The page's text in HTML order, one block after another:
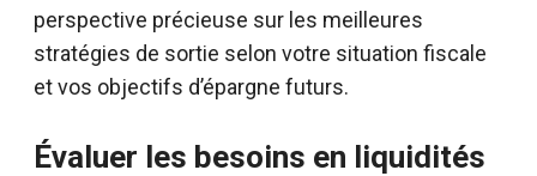
perspective précieuse sur les meilleures
stratégies de sortie selon votre situation fiscale
et vos objectifs d’épargne futurs.
Évaluer les besoins en liquidités